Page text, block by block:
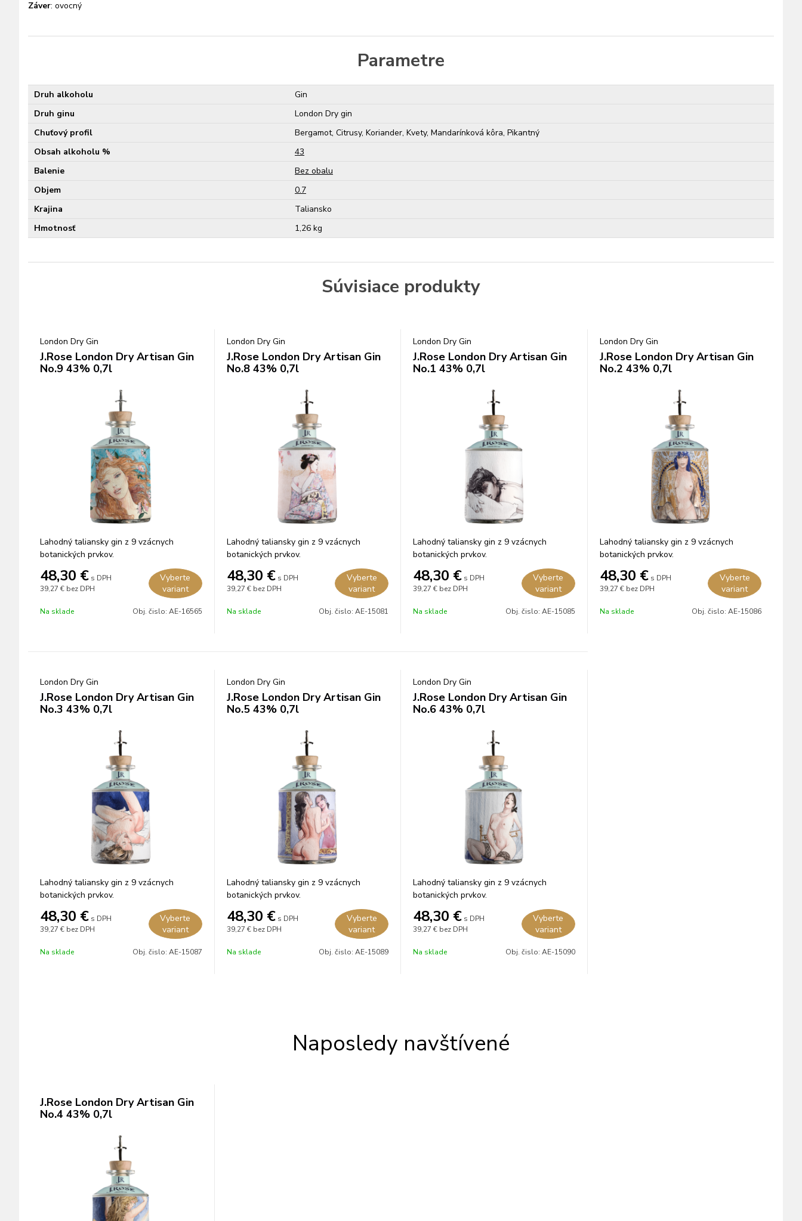
Záver: ovocný
Parametre
Druh alkoholu
Gin
Druh ginu
London Dry gin
Chuťový profil
Bergamot, Citrusy, Koriander, Kvety, Mandarínková kôra, Pikantný
Obsah alkoholu %
43
Balenie
Bez obalu
Objem
0.7
Krajina
Taliansko
Hmotnosť
1,26 kg
Súvisiace produkty
London Dry Gin
J.Rose London Dry Artisan Gin
No.9 43% 0,7l
Lahodný taliansky gin z 9 vzácnych
botanických prvkov.
48,30 € s DPH
39,27 € bez DPH
Vyberte
variant
Na sklade Obj. čislo: AE-16565
London Dry Gin
J.Rose London Dry Artisan Gin
No.8 43% 0,7l
Lahodný taliansky gin z 9 vzácnych
botanických prvkov.
48,30 € s DPH
39,27 € bez DPH
Vyberte
variant
Na sklade Obj. čislo: AE-15081
London Dry Gin
J.Rose London Dry Artisan Gin
No.1 43% 0,7l
Lahodný taliansky gin z 9 vzácnych
botanických prvkov.
48,30 € s DPH
39,27 € bez DPH
Vyberte
variant
Na sklade Obj. čislo: AE-15085
London Dry Gin
J.Rose London Dry Artisan Gin
No.2 43% 0,7l
Lahodný taliansky gin z 9 vzácnych
botanických prvkov.
48,30 € s DPH
39,27 € bez DPH
Vyberte
variant
Na sklade Obj. čislo: AE-15086
London Dry Gin
J.Rose London Dry Artisan Gin
No.3 43% 0,7l
Lahodný taliansky gin z 9 vzácnych
botanických prvkov.
48,30 € s DPH
39,27 € bez DPH
Vyberte
variant
Na sklade Obj. čislo: AE-15087
London Dry Gin
J.Rose London Dry Artisan Gin
No.5 43% 0,7l
Lahodný taliansky gin z 9 vzácnych
botanických prvkov.
48,30 € s DPH
39,27 € bez DPH
Vyberte
variant
Na sklade Obj. čislo: AE-15089
London Dry Gin
J.Rose London Dry Artisan Gin
No.6 43% 0,7l
Lahodný taliansky gin z 9 vzácnych
botanických prvkov.
48,30 € s DPH
39,27 € bez DPH
Vyberte
variant
Na sklade Obj. čislo: AE-15090
Naposledy navštívené
J.Rose London Dry Artisan Gin
No.4 43% 0,7l